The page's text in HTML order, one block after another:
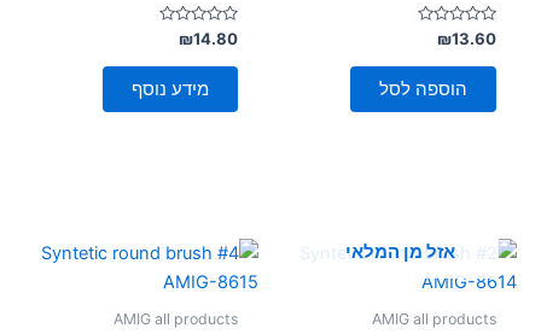
דורג
0
מתוך
₪13.60
הוספה לסל
דורג
0
מתוך
₪14.80
מידע נוסף
אזל מן המלאי
AMIG all products
AMIG all products